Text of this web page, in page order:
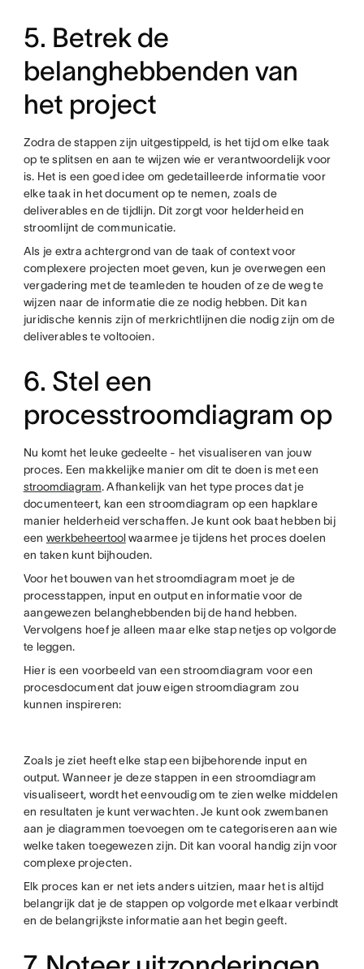
5. Betrek de
belanghebbenden van
het project
Zodra de stappen zijn uitgestippeld, is het tijd om elke taak
op te splitsen en aan te wijzen wie er verantwoordelijk voor
is. Het is een goed idee om gedetailleerde informatie voor
elke taak in het document op te nemen, zoals de
deliverables en de tijdlijn. Dit zorgt voor helderheid en
stroomlijnt de communicatie.
Als je extra achtergrond van de taak of context voor
complexere projecten moet geven, kun je overwegen een
vergadering met de teamleden te houden of ze de weg te
wijzen naar de informatie die ze nodig hebben. Dit kan
juridische kennis zijn of merkrichtlijnen die nodig zijn om de
deliverables te voltooien.
6. Stel een
processtroomdiagram op
Nu komt het leuke gedeelte - het visualiseren van jouw
proces. Een makkelijke manier om dit te doen is met een
stroomdiagram. Afhankelijk van het type proces dat je
documenteert, kan een stroomdiagram op een hapklare
manier helderheid verschaffen. Je kunt ook baat hebben bij
een werkbeheertoolwaarmee je tijdens het proces doelen
en taken kunt bijhouden.
Voor het bouwen van het stroomdiagram moet je de
processtappen, input en output en informatie voor de
aangewezen belanghebbenden bij de hand hebben.
Vervolgens hoef je alleen maar elke stap netjes op volgorde
te leggen.
Hier is een voorbeeld van een stroomdiagram voor een
procesdocument dat jouw eigen stroomdiagram zou
kunnen inspireren:
Zoals je ziet heeft elke stap een bijbehorende input en
output. Wanneer je deze stappen in een stroomdiagram
visualiseert, wordt het eenvoudig om te zien welke middelen
en resultaten je kunt verwachten. Je kunt ook zwembanen
aan je diagrammen toevoegen om te categoriseren aan wie
welke taken toegewezen zijn. Dit kan vooral handig zijn voor
complexe projecten.
Elk proces kan er net iets anders uitzien, maar het is altijd
belangrijk dat je de stappen op volgorde met elkaar verbindt
en de belangrijkste informatie aan het begin geeft.